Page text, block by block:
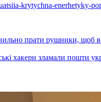
krytychna-enerhetyky-
прати рушники, щоб
хакери зламали пошти